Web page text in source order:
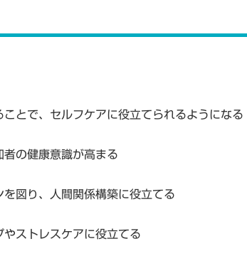
とで、セルフケアに役立てられるようになる
の健康意識が高まる
図り、人間関係構築に役立てる
ストレスケアに役立てる